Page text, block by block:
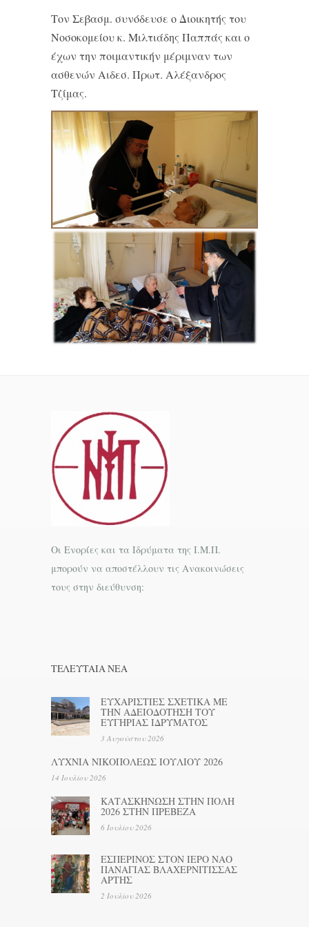
Τον Σεβασμ. συνόδευσε ο Διοικητής του
Νοσοκομείου κ. Μιλτιάδης Παππάς και ο
έχων την ποιμαντικήν μέριμναν των
ασθενών Αιδεσ. Πρωτ. Αλέξανδρος
Τζίμας.
Οι Ενορίες και τα Ιδρύματα της Ι.Μ.Π.
μπορούν να αποστέλλουν τις Ανακοινώσεις
τους στην διεύθυνση:
ΤΕΛΕΥΤΑΊΑ ΝΕΑ
ΕΥΧΑΡΙΣΤΙΕΣ ΣΧΕΤΙΚΑ ΜΕ
ΤΗΝ ΑΔΕΙΟΔΟΤΗΣΗ ΤΟΥ
ΕΥΓΗΡΙΑΣ ΙΔΡΥΜΑΤΟΣ
3 Αυγούστου 2026
ΛΥΧΝΙΑ ΝΙΚΟΠΟΛΕΩΣ ΙΟΥΛΙΟΥ 2026
14 Ιουλίου 2026
ΚΑΤΑΣΚΗΝΩΣΗ ΣΤΗΝ ΠΟΛΗ
2026 ΣΤΗΝ ΠΡΕΒΕΖΑ
6 Ιουλίου 2026
ΕΣΠΕΡΙΝΟΣ ΣΤΟΝ ΙΕΡΟ ΝΑΟ
ΠΑΝΑΓΙΑΣ ΒΛΑΧΕΡΝΙΤΙΣΣΑΣ
ΑΡΤΗΣ
2 Ιουλίου 2026